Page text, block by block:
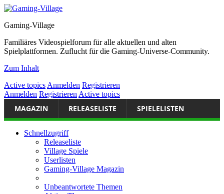
Gaming-Village
Familiäres Videospielforum für alle aktuellen und alten
Spielplattformen. Zuflucht für die Gaming-Universe-Community.
Zum Inhalt
Active topics Anmelden Registrieren
Anmelden Registrieren Active topics
MAGAZIN RELEASELISTE SPIELELISTEN
Schnellzugriff
Releaseliste
Village Spiele
Userlisten
Gaming-Village Magazin
Unbeantwortete Themen